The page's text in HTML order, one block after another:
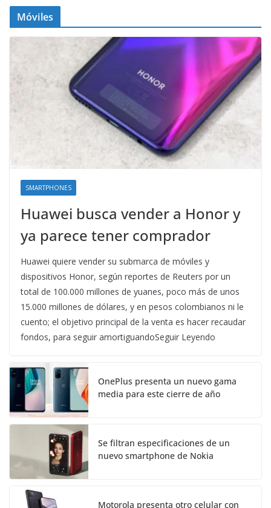
Móviles
SMARTPHONES
Huawei busca vender a Honor y
ya parece tener comprador
Huawei quiere vender su submarca de móviles y
dispositivos Honor, según reportes de Reuters por un
total de 100.000 millones de yuanes, poco más de unos
15.000 millones de dólares, y en pesos colombianos ni le
cuento; el objetivo principal de la venta es hacer recaudar
fondos, para seguir amortiguandoSeguir Leyendo
OnePlus presenta un nuevo gama
media para este cierre de año
Se filtran especificaciones de un
nuevo smartphone de Nokia
Motorola presenta otro celular con